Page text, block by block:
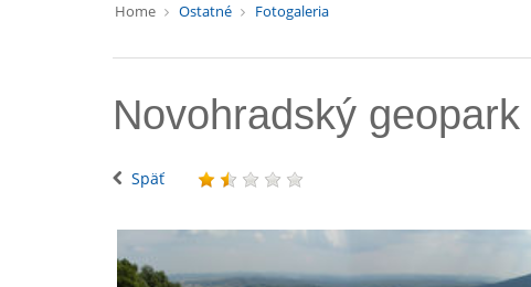
Home Ostatné Fotogaleria
Novohradský geopark
Späť